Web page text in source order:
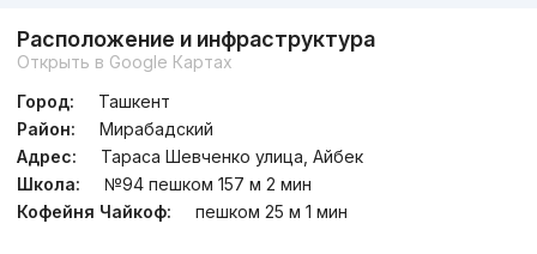
Расположение и инфраструктура
Открыть в Google Картах
Город:
Ташкент
Район:
Мирабадский
Адрес:
Тараса Шевченко улица, Айбек
Школа:
№94 пешком 157 м 2 мин
Кофейня Чайкоф:
пешком 25 м 1 мин